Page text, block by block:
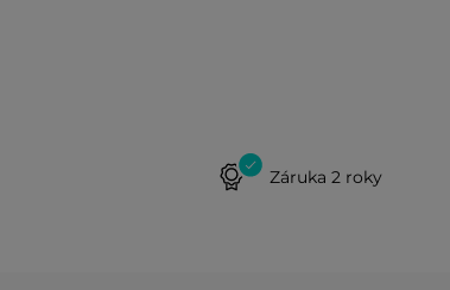
Záruka 2 roky